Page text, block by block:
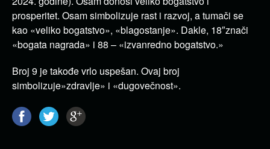
prosperitet. Osam simbolizuje rast i razvoj, a tumači se
kao «veliko bogatstvo», «blagostanje». Dakle, 18″znači
«bogata nagrada» i 88 – «izvanredno bogatstvo.»
Broj 9 je takođe vrlo uspešan. Ovaj broj
simbolizuje»zdravlje» i «dugovečnost».